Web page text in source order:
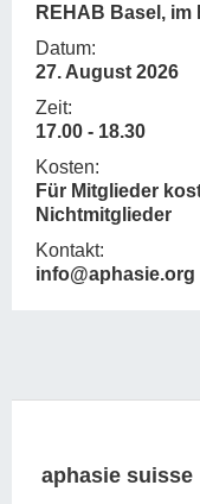
REHAB Basel, im
Datum:
27. August 2026
Zeit:
17.00 - 18.30
Kosten:
Für Mitglieder
Nichtmitglieder
Kontakt:
info@aphasie.org
aphasie suisse